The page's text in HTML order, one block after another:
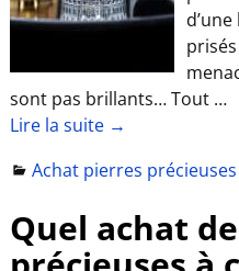
sont pas brillants… Tout …
Lire la suite →
Achat pierres précieuses
Quel achat